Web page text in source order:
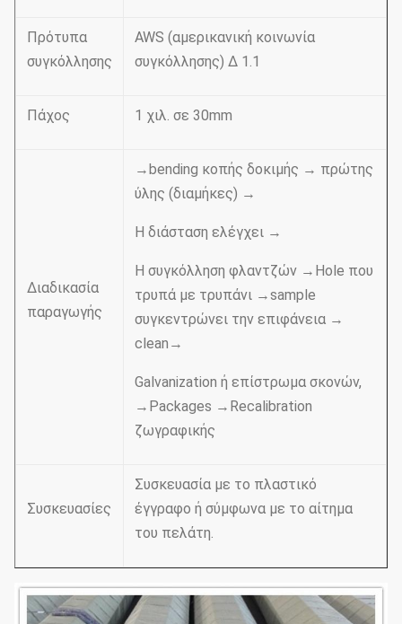
Πρότυπα
συγκόλλησης
AWS (αμερικανική κοινωνία
συγκόλλησης) Δ 1.1
Πάχος 1 χιλ. σε 30mm
Διαδικασία
παραγωγής
→bending κοπής δοκιμής → πρώτης
ύλης (διαμήκες) →
Η διάσταση ελέγχει →
Η συγκόλληση φλαντζών →Hole που
τρυπά με τρυπάνι →sample
συγκεντρώνει την επιφάνεια →
clean→
Galvanization ή επίστρωμα σκονών,
→Packages →Recalibration
ζωγραφικής
Συσκευασίες
Συσκευασία με το πλαστικό
έγγραφο ή σύμφωνα με το αίτημα
του πελάτη.